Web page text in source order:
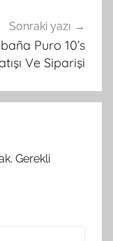
Sonraki yazı
Puro 10’s
Ve Siparişi
Gerekli